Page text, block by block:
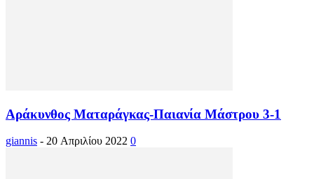
Αράκυνθος Ματαράγκας-Παιανία Μάστρου 3-1
giannis - 20 Απριλίου 2022 0